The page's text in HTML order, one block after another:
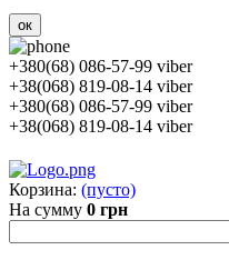
ок
+380(68) 086-57-99 viber
+38(068) 819-08-14 viber
+380(68) 086-57-99 viber
+38(068) 819-08-14 viber
Корзина: (пусто)
На сумму 0 грн